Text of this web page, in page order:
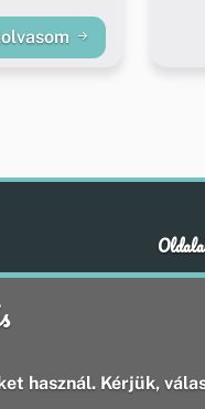
Hírek
használ. Kérjük,